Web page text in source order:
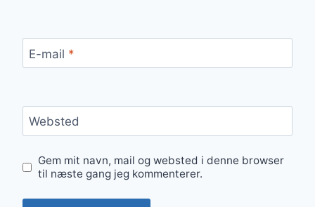
E-mail *
Websted
Gem mit navn, mail og websted i denne browser
til næste gang jeg kommenterer.